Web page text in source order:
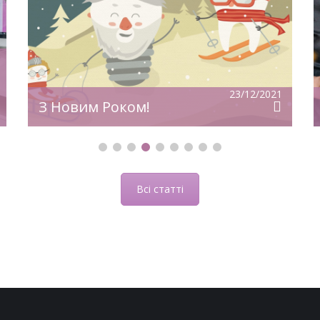
23/12/2021
З Новим Роком!
уверенности!
Всі статті